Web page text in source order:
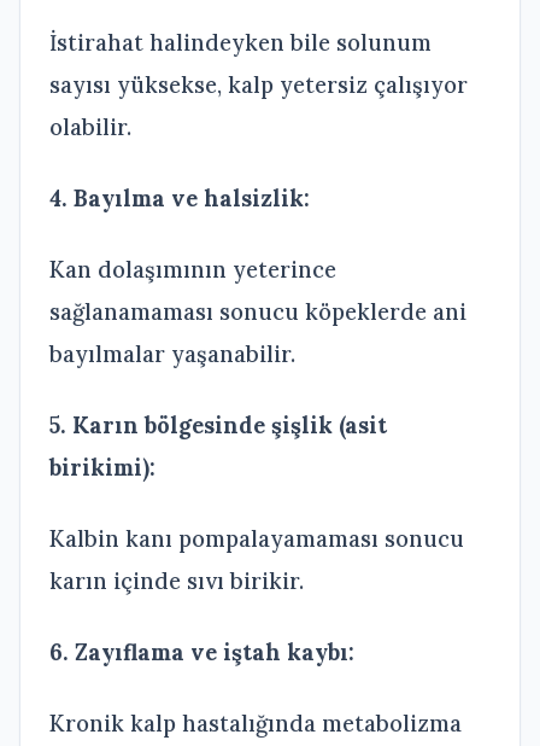
İstirahat halindeyken bile solunum
sayısı yüksekse, kalp yetersiz çalışıyor
olabilir.
4. Bayılma ve halsizlik:
Kan dolaşımının yeterince
sağlanamaması sonucu köpeklerde ani
bayılmalar yaşanabilir.
5. Karın bölgesinde şişlik (asit
birikimi):
Kalbin kanı pompalayamaması sonucu
karın içinde sıvı birikir.
6. Zayıflama ve iştah kaybı:
Kronik kalp hastalığında metabolizma